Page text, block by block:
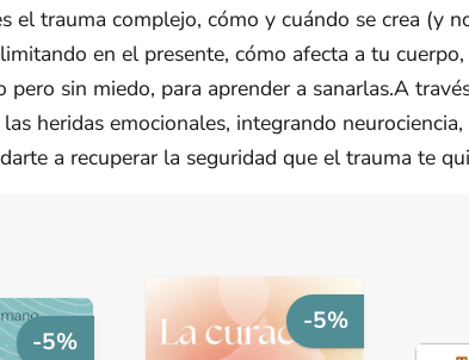
el trauma complejo, cómo y cuándo se crea (y
en el presente, cómo afecta a tu
pero sin miedo, para aprender a sanarlas.A
heridas emocionales, integrando
a recuperar la seguridad que el trauma te
-5%
-5%